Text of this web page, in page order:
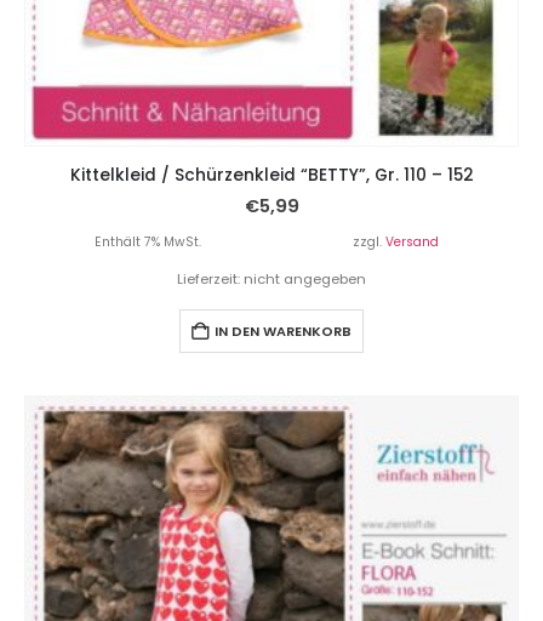
Kittelkleid / Schürzenkleid “BETTY”, Gr. 110 – 152
€5,99
Enthält 7% MwSt. zzgl. Versand
Lieferzeit: nicht angegeben
IN DEN WARENKORB